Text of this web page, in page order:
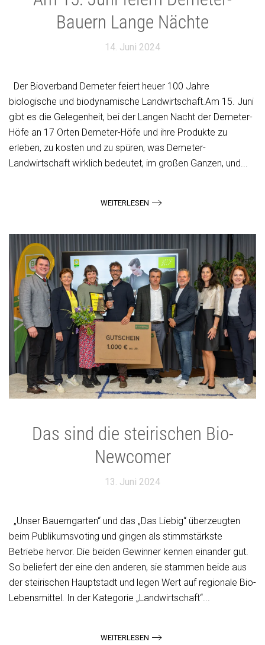
Bauern Lange Nächte
14. Juni 2024
Der Bioverband Demeter feiert heuer 100 Jahre
biologische und biodynamische Landwirtschaft.Am 15. Juni
gibt es die Gelegenheit, bei der Langen Nacht der Demeter-
Höfe an 17 Orten Demeter-Höfe und ihre Produkte zu
erleben, zu kosten und zu spüren, was Demeter-
Landwirtschaft wirklich bedeutet, im großen Ganzen, und...
WEITERLESEN
Das sind die steirischen Bio-
Newcomer
13. Juni 2024
„Unser Bauerngarten“ und das „Das Liebig“ überzeugten
beim Publikumsvoting und gingen als stimmstärkste
Betriebe hervor. Die beiden Gewinner kennen einander gut.
So beliefert der eine den anderen, sie stammen beide aus
der steirischen Hauptstadt und legen Wert auf regionale Bio-
Lebensmittel. In der Kategorie „Landwirtschaft“...
WEITERLESEN